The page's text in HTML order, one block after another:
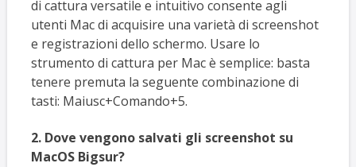
di cattura versatile e intuitivo consente agli
utenti Mac di acquisire una varietà di screenshot
e registrazioni dello schermo. Usare lo
strumento di cattura per Mac è semplice: basta
tenere premuta la seguente combinazione di
tasti: Maiusc+Comando+5.
2. Dove vengono salvati gli screenshot su
MacOS Bigsur?